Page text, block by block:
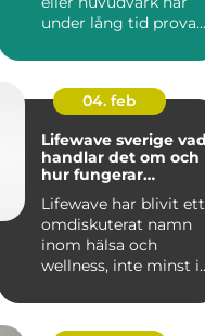
under lång tid provat
04. feb
Lifewave sverige vad
handlar det om och
hur fungerar
Lifewave har blivit ett
omdiskuterat namn
inom hälsa och
wellness, inte minst i